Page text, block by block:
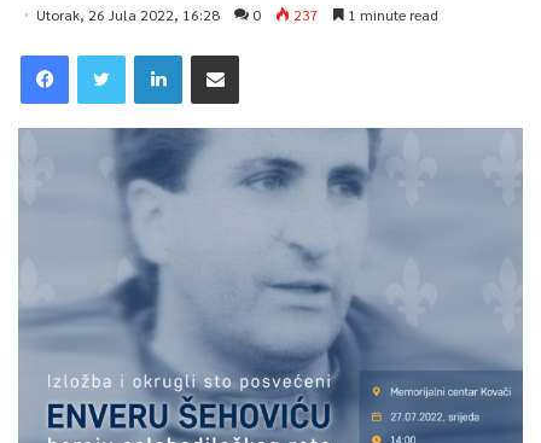
Utorak, 26 Jula 2022, 16:28 0 237 1 minute read